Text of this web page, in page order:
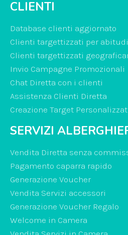
CLIENTI
Database clienti aggiornato
Clienti targettizzati per
Clienti targettizzati
Invio Campagne Promozionali
Chat Diretta con i clienti
Assistenza Clienti Diretta
Creazione Target
SERVIZI
Vendita Diretta senza
Pagamento caparra rapido
Generazione Voucher
Vendita Servizi accessori
Generazione Voucher Regalo
Welcome in Camera